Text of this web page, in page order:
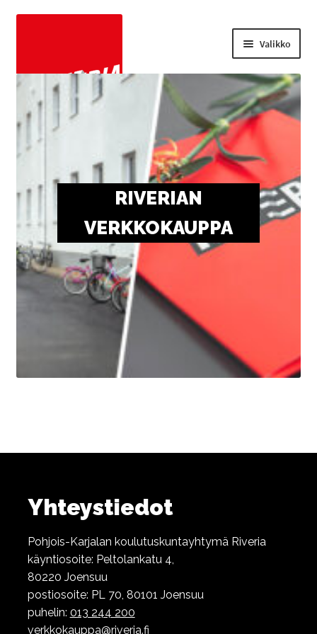
Valikko
OPISKELIJAMAKSUT
tason
TODISTUSKOPIOT
AUTOPAIKKAMAKSUT
tason
valikko
KESÄYLIOPISTO
KANSANOPISTO
MUUT TUOTTEET
RIVERIAN
VERKKOKAUPPA
Yhteystiedot
Pohjois-Karjalan koulutuskuntayhtymä Riveria
käyntiosoite: Peltolankatu 4,
80220 Joensuu
postiosoite: PL 70, 80101 Joensuu
puhelin: 013 244 200
verkkokauppa@riveria.fi